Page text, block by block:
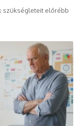
szükségleteit előrébb